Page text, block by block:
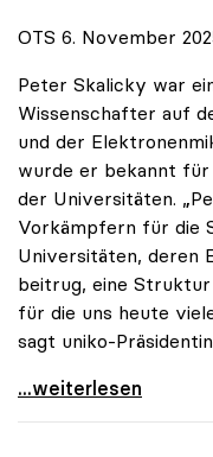
OTS 6. November
Peter Skalicky war
Wissenschafter auf
und der
wurde er bekannt für
der Universitäten.
Vorkämpfern für die
Universitäten, deren
beitrug, eine
für die uns heute
sagt uniko-
uniko trauert um
...weiterlesen